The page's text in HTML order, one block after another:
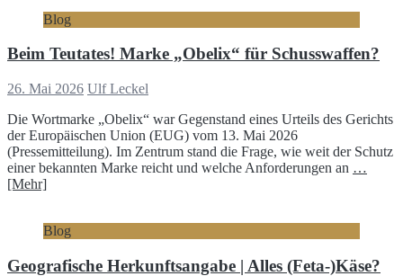
Blog
Beim Teutates! Marke „Obelix“ für Schusswaffen?
26. Mai 2026 Ulf Leckel
Die Wortmarke „Obelix“ war Gegenstand eines Urteils des Gerichts
der Europäischen Union (EUG) vom 13. Mai 2026
(Pressemitteilung). Im Zentrum stand die Frage, wie weit der Schutz
einer bekannten Marke reicht und welche Anforderungen an …
[Mehr]
Blog
Geografische Herkunftsangabe | Alles (Feta-)Käse?